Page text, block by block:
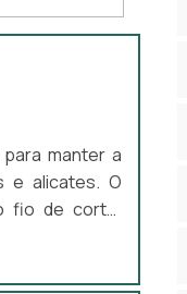
manter a
e alicates. O
fio de corte,
destacam-
do esforço